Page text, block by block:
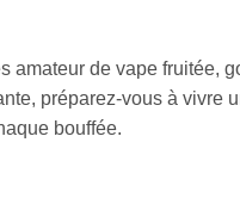
amateur de vape fruitée,
préparez-vous à vivre
bouffée.